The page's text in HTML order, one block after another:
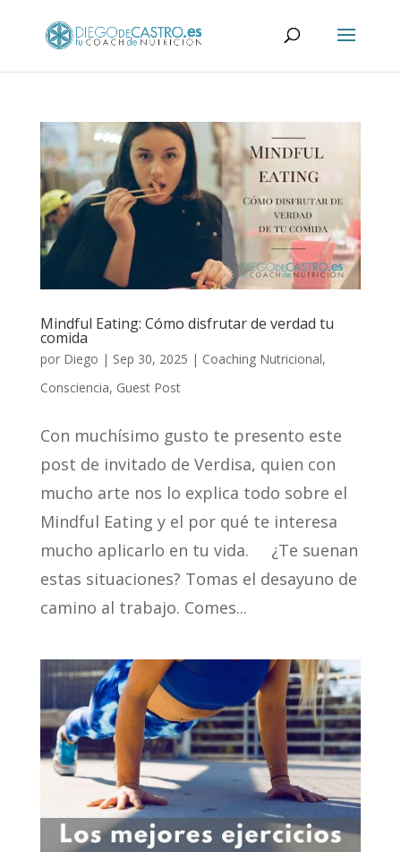
Mindful Eating: Cómo disfrutar de verdad tu
comida
por Diego | Sep 30, 2025 | Coaching Nutricional,
Consciencia, Guest Post
Con muchísimo gusto te presento este
post de invitado de Verdisa, quien con
mucho arte nos lo explica todo sobre el
Mindful Eating y el por qué te interesa
mucho aplicarlo en tu vida. ¿Te suenan
estas situaciones? Tomas el desayuno de
camino al trabajo. Comes...